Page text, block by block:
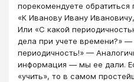
порекомендуете
«К Иванову Ивану
Или «С какой
дела при учете времени?»
периодичность!» —
информация — мы ее дали.
«учить», то в самом